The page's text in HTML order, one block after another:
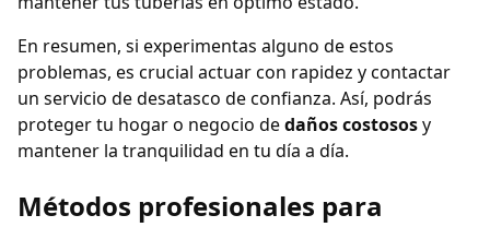
En resumen, si experimentas alguno de estos
problemas, es crucial actuar con rapidez y contactar
un servicio de desatasco de confianza. Así, podrás
proteger tu hogar o negocio dedaños costososy
mantener la tranquilidad en tu día a día.
Métodos profesionales para